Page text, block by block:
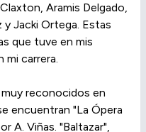
Aramis Delgado,
y Jacki Ortega. Estas
que tuve en mis
mi carrera.
reconocidos en
encuentran "La Ópera
A. Viñas. "Baltazar",